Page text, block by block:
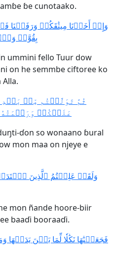
ɓe cunotaako.
وَإِذۡ أَخَذۡنَا مِيثَٰقَكُمۡ وَرَفَعۡنَا
بِقُوَّةٖ
ummini fello Tuur dow
on he semmbe ciftoree ko
ثُمَّ تَوَلَّيۡتُم مِّنۢ
عَلَيۡكُمۡ وَرَحۡمَتُهُۥ
ɗon so wonaano ɓural
mon maa on njeye e
وَلَقَدۡ عَلِمۡتُمُ ٱلَّذِينَ
mon ñande hoore-biir
baaɗi booraaɗi.
فَجَعَلۡنَٰهَا نَكَٰلٗا لِّمَا بَيۡنَ